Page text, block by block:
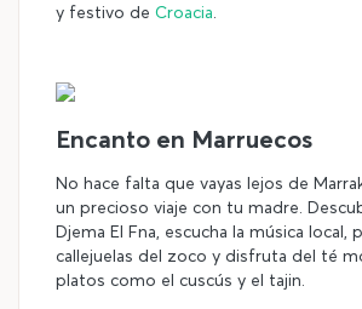
y festivo de Croacia.
Encanto en Marruecos
No hace falta que vayas lejos de
un precioso viaje con tu madre.
Djema El Fna, escucha la música local,
callejuelas del zoco y disfruta del té
platos como el cuscús y el tajin.